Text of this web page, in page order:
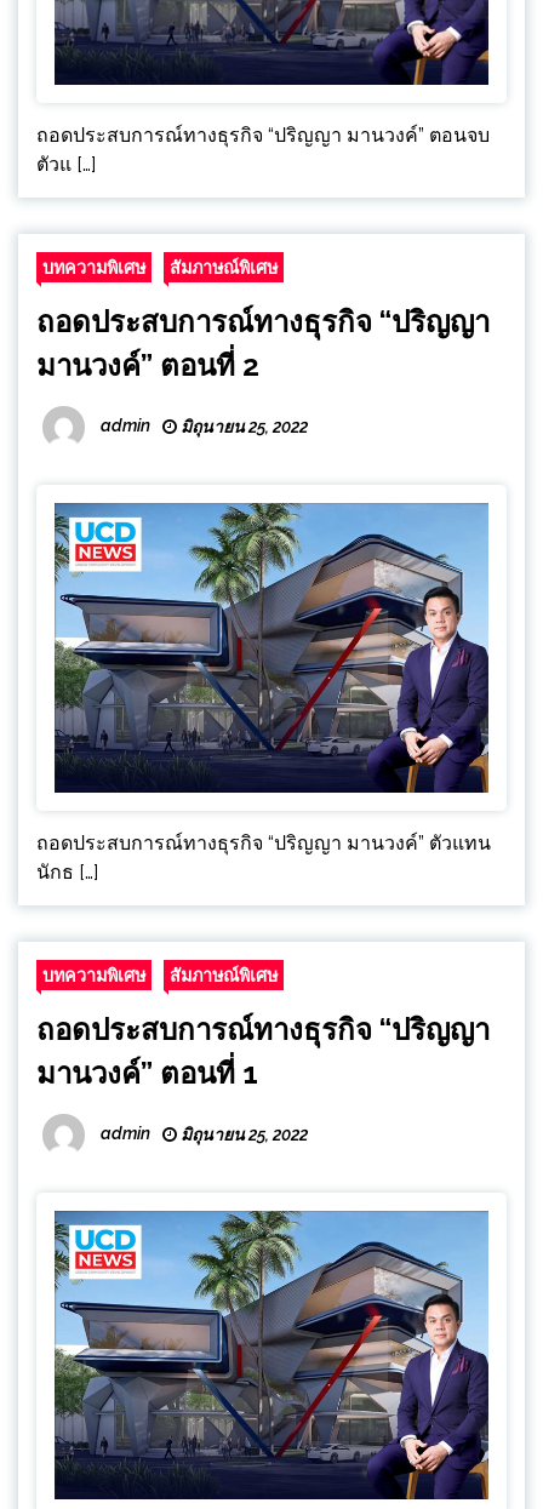
ถอดประสบการณ์ทางธุรกิจ “ปริญญา มานวงค์” ตอนจบ
ตัวแ […]
บทความพิเศษ สัมภาษณ์พิเศษ
ถอดประสบการณ์ทางธุรกิจ “ปริญญา
มานวงค์” ตอนที่ 2
admin มิถุนายน 25, 2022
ถอดประสบการณ์ทางธุรกิจ “ปริญญา มานวงค์” ตัวแทน
นักธ […]
บทความพิเศษ สัมภาษณ์พิเศษ
ถอดประสบการณ์ทางธุรกิจ “ปริญญา
มานวงค์” ตอนที่ 1
admin มิถุนายน 25, 2022